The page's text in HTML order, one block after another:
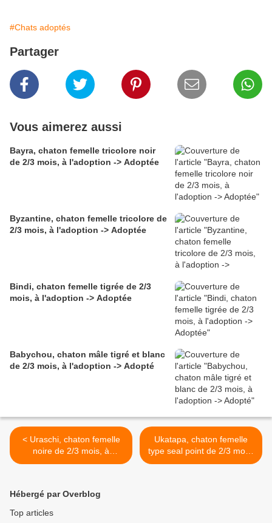
#Chats adoptés
Partager
Vous aimerez aussi
Bayra, chaton femelle tricolore noir
de 2/3 mois, à l'adoption -> Adoptée
Byzantine, chaton femelle tricolore de
2/3 mois, à l'adoption -> Adoptée
Bindi, chaton femelle tigrée de 2/3
mois, à l'adoption -> Adoptée
Babychou, chaton mâle tigré et blanc
de 2/3 mois, à l'adoption -> Adopté
< Uraschi, chaton femelle
noire de 2/3 mois, à
l'adoption -> adoptée
Ukatapa, chaton femelle
type seal point de 2/3 mois,
à l'adoption -> adoptée >
Hébergé par Overblog
Top articles